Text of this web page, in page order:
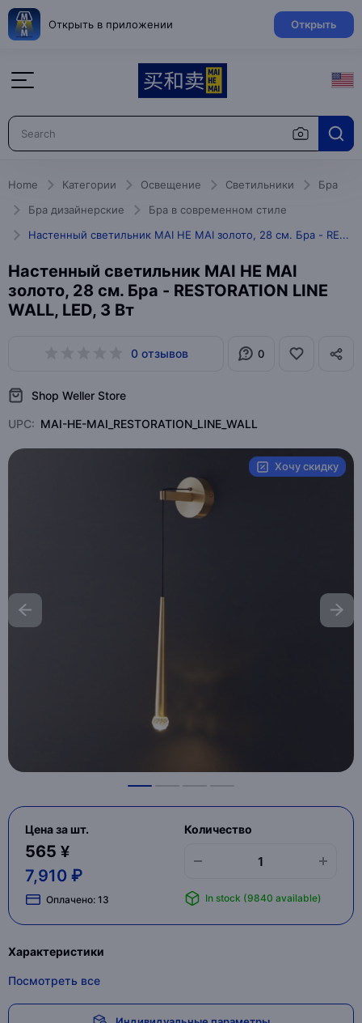
Открыть в приложении Открыть
Home Категории Освещение Светильники
Бра
Бра дизайнерские
Бра в современном стиле
Настенный светильник MAI HE MAI золото, 28 см. Бра - RESTORATION LINE WALL, LED, 3 Вт
Настенный светильник MAI HE MAI
золото, 28 см. Бра - RESTORATION LINE
WALL, LED, 3 Вт
0 отзывов 0
Shop Weller Store
UPC: MAI-HE-MAI_RESTORATION_LINE_WALL
Хочу скидку
Цена за шт.
565 ¥
7,910 ₽
Оплачено: 13
Количество
In stock (9840 available)
Характеристики
Посмотреть все